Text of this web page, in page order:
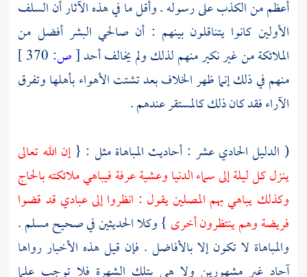
أعظم من الكذب على رسوله . وأقل ما في هذه الآثار أن السلف
الأولين كانوا يتناقلون بينهم : أن صالحي البشر أفضل من
الملائكة من غير نكير منهم لذلك ولم يخالف أحد[ص:
منهم في ذلك إنما ظهر الخلاف بعد تشتت الأهواء بأهلها وتفرق
الآراء فقد كان ذلك كالمستقر عندهم .
( الدليل الحادي عشر : أحاديث المباهاة مثل : {إن الله تعالى
ينزل كل ليلة إلى سماء الدنيا وعشيةعرفةفيباهي ملائكته بالحاج
وكذلك يباهي بهم المصلين يقول : انظروا إلى عبادي قد قضوا
فريضة وهم ينتظرون أخرى } وكلا الحديثين في صحيحمسلم.
والمباهاة لا تكون إلا بالأفاضل . فإن قيل هذه الأخبار رواها